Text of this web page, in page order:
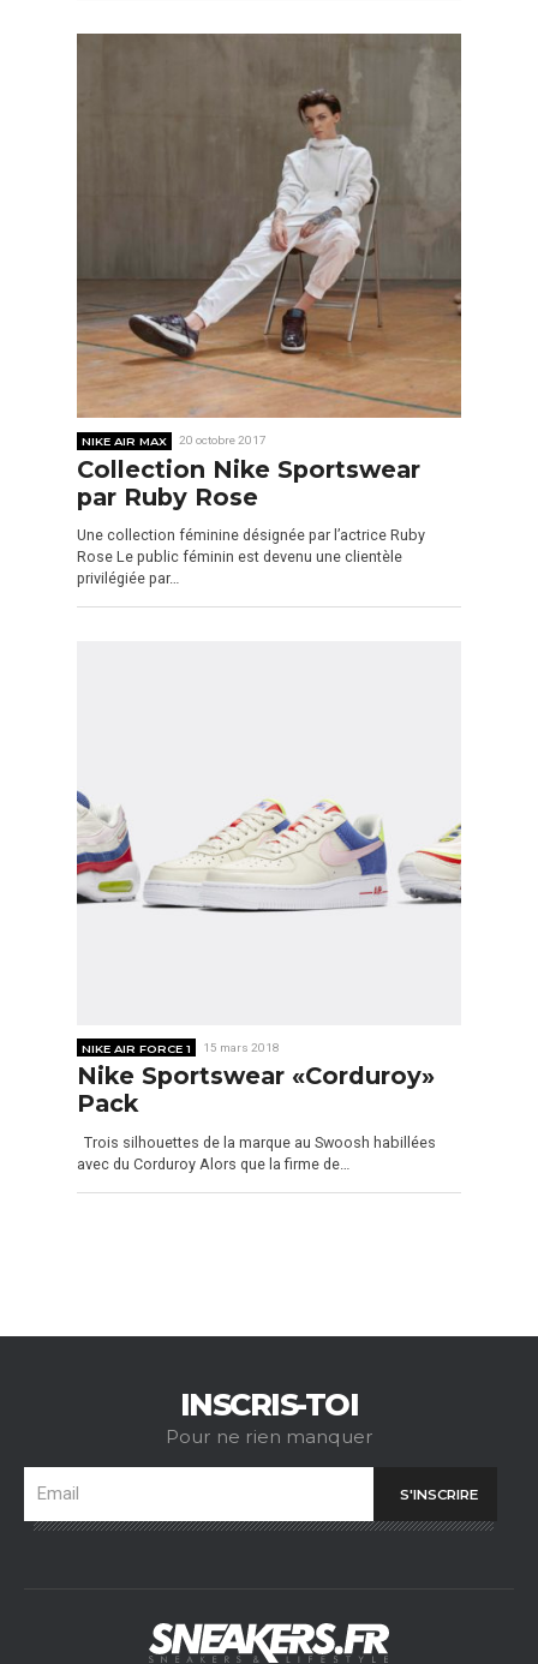
NIKE AIR MAX 20 octobre 2017
Collection Nike Sportswear
par Ruby Rose
Une collection féminine désignée par l’actrice Ruby
Rose Le public féminin est devenu une clientèle
privilégiée par…
NIKE AIR FORCE 1 15 mars 2018
Nike Sportswear «Corduroy»
Pack
Trois silhouettes de la marque au Swoosh habillées
avec du Corduroy Alors que la firme de…
INSCRIS-TOI
Pour ne rien manquer